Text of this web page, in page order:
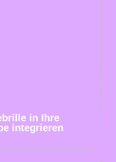
in Ihre
integrieren